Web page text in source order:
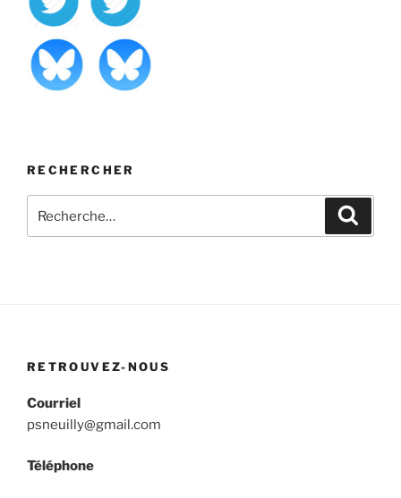
RECHERCHER
pour
RETROUVEZ-NOUS
Courriel
psneuilly@gmail.com
Téléphone